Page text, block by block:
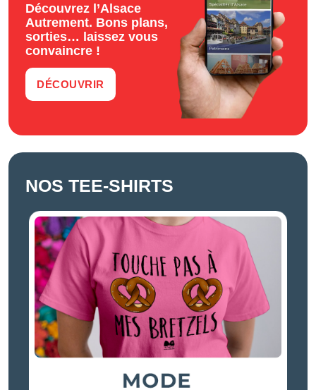
Découvrez l’Alsace
Autrement. Bons plans,
sorties… laissez vous
convaincre !
DÉCOUVRIR
NOS TEE-SHIRTS